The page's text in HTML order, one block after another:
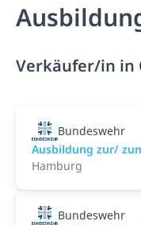
Verkäufer/in in
Bundeswehr
Ausbildung zur/
Hamburg
Bundeswehr